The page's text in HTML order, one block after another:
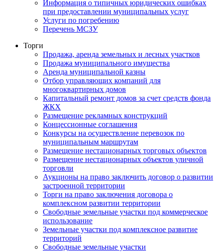
Информация о типичных юридических ошибках
при предоставлении муниципальных услуг
Услуги по погребению
Перечень МСЗУ
Торги
Продажа, аренда земельных и лесных участков
Продажа муниципального имущества
Аренда муниципальной казны
Отбор управляющих компаний для
многоквартирных домов
Капитальный ремонт домов за счет средств фонда
ЖКХ
Размещение рекламных конструкций
Концессионные соглашения
Конкурсы на осуществление перевозок по
муниципальным маршрутам
Размещение нестационарных торговых объектов
Размещение нестационарных объектов уличной
торговли
Аукционы на право заключить договор о развитии
застроенной территории
Торги на право заключения договора о
комплексном развитии территории
Свободные земельные участки под коммерческое
использование
Земельные участки под комплексное развитие
территорий
Свободные земельные участки